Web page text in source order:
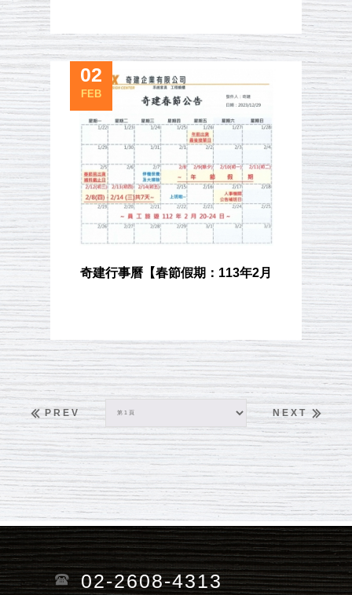
3月6日(四)~3月10日(一)】
02
FEB
奇建行事曆【春節假期：113年2月
月20(二)~24(六)日】
PREV NEXT
02-2608-4313